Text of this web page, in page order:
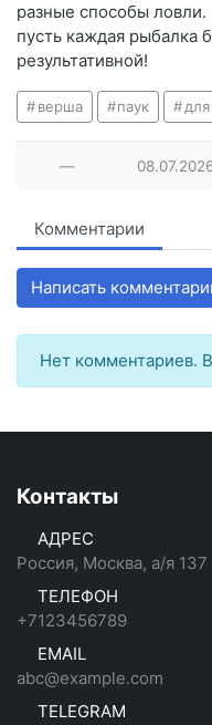
разные способы
пусть каждая рыбалка
результативной!
верша паук для
—
Комментарии
Написать
Нет комментариев.
Контакты
АДРЕС
Россия, Москва, а/я 137
ТЕЛЕФОН
+7123456789
EMAIL
abc@example.com
TELEGRAM